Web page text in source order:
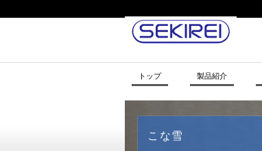
こな雪
トップ 製品紹介